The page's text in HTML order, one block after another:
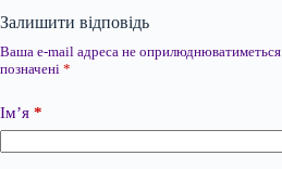
Залишити відповідь
Ваша e-mail адреса не оприлюднюватиметься.
позначені *
Ім’я *